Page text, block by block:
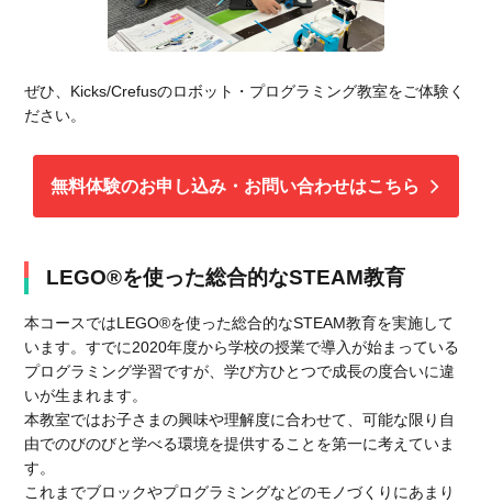
ぜひ、Kicks/Crefusのロボット・プログラミング教室をご体験く
ださい。
無料体験のお申し込み・お問い合わせはこちら
LEGO®を使った総合的なSTEAM教育
本コースではLEGO®を使った総合的なSTEAM教育を実施して
います。すでに2020年度から学校の授業で導入が始まっている
プログラミング学習ですが、学び方ひとつで成長の度合いに違
いが生まれます。
本教室ではお子さまの興味や理解度に合わせて、可能な限り自
由でのびのびと学べる環境を提供することを第一に考えていま
す。
これまでブロックやプログラミングなどのモノづくりにあまり